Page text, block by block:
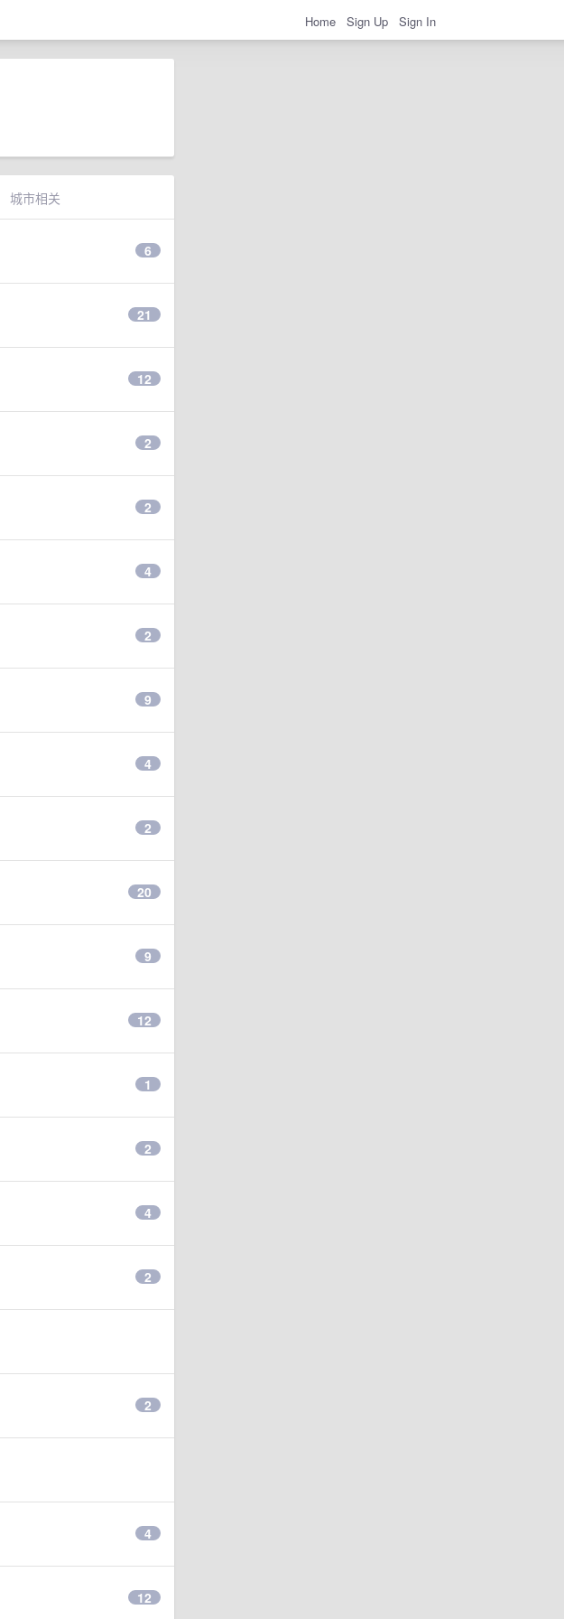
Home Sign Up Sign In
城市相关
6
21
12
2
2
4
2
9
4
2
20
9
12
1
2
4
2
2
4
12